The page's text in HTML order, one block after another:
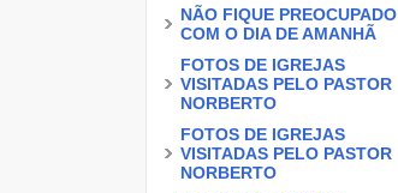
NÃO FIQUE PREOCUPADO
COM O DIA DE AMANHÃ
FOTOS DE IGREJAS
VISITADAS PELO PASTOR
NORBERTO
FOTOS DE IGREJAS
VISITADAS PELO PASTOR
NORBERTO